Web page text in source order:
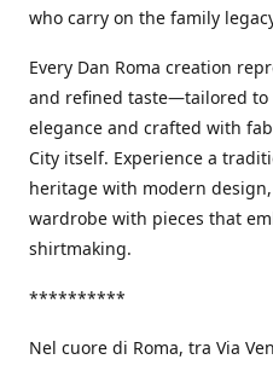
who carry on the family
Every Dan Roma creation
and refined taste—tailored
elegance and crafted with
City itself. Experience a
heritage with modern
wardrobe with pieces that
shirtmaking.
**********
Nel cuore di Roma, tra Via